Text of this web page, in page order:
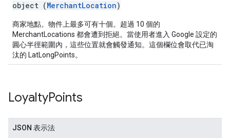
object (MerchantLocation)
商家地點。物件上最多可有十個。超過 10 個的
MerchantLocations 都會遭到拒絕。當使用者進入 Google 設定的
圓心半徑範圍內，這些位置就會觸發通知。這個欄位會取代已淘
汰的 LatLongPoints。
LoyaltyPoints
JSON 表示法